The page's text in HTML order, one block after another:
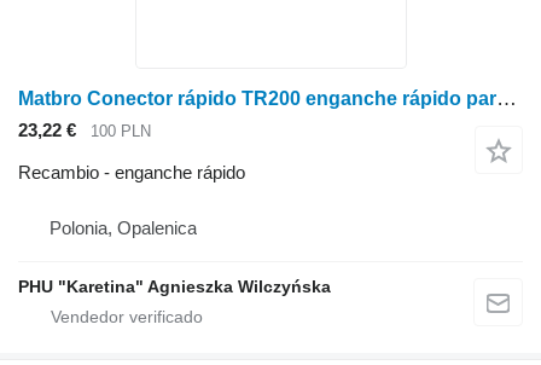
Matbro Conector rápido TR200 enganche rápido para Matbro TR200
23,22 € 100 PLN
Recambio - enganche rápido
Polonia, Opalenica
PHU "Karetina" Agnieszka Wilczyńska